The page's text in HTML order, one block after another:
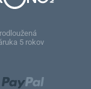
5 rokov